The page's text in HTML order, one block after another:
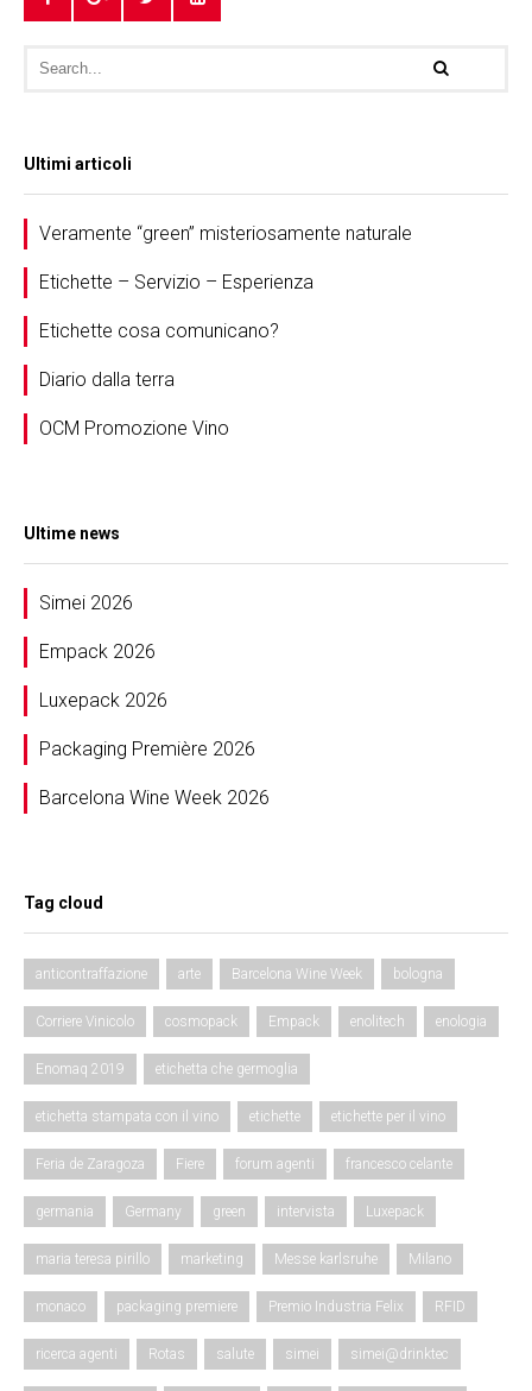
Ultimi articoli
Veramente “green” misteriosamente naturale
Etichette – Servizio – Esperienza
Etichette cosa comunicano?
Diario dalla terra
OCM Promozione Vino
Ultime news
Simei 2026
Empack 2026
Luxepack 2026
Packaging Première 2026
Barcelona Wine Week 2026
Tag cloud
anticontraffazione arte Barcelona Wine Week bologna
Corriere Vinicolo cosmopack Empack enolitech enologia
Enomaq 2019 etichetta che germoglia
etichetta stampata con il vino etichette etichette per il vino
Feria de Zaragoza Fiere forum agenti francesco celante
germania Germany green intervista Luxepack
maria teresa pirillo marketing Messe karlsruhe Milano
monaco packaging premiere Premio Industria Felix RFID
ricerca agenti Rotas salute simei simei@drinktec